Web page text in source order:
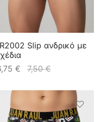
Slip ανδρικό με
€ 7,50€